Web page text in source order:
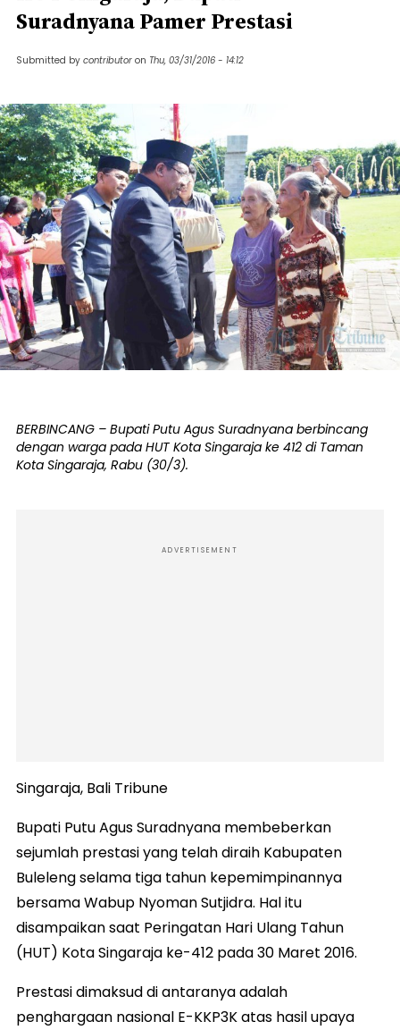
Suradnyana Pamer Prestasi
Submitted by contributor on Thu, 03/31/2016 - 14:12
BERBINCANG – Bupati Putu Agus Suradnyana berbincang
dengan warga pada HUT Kota Singaraja ke 412 di Taman
Kota Singaraja, Rabu (30/3).
ADVERTISEMENT
Singaraja, Bali Tribune
Bupati Putu Agus Suradnyana membeberkan
sejumlah prestasi yang telah diraih Kabupaten
Buleleng selama tiga tahun kepemimpinannya
bersama Wabup Nyoman Sutjidra. Hal itu
disampaikan saat Peringatan Hari Ulang Tahun
(HUT) Kota Singaraja ke-412 pada 30 Maret 2016.
Prestasi dimaksud di antaranya adalah
penghargaan nasional E-KKP3K atas hasil upaya